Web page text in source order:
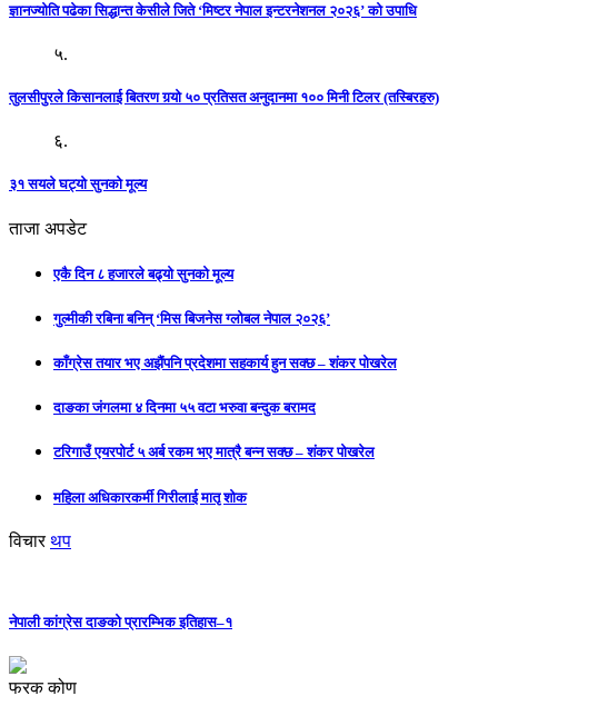
ज्ञानज्योति पढेका सिद्धान्त केसीले जिते ‘मिष्टर नेपाल इन्टरनेशनल २०२६’ को उपाधि
५.
तुलसीपुरले किसानलाई बितरण गर्‍यो ५० प्रतिसत अनुदानमा १०० मिनी टिलर (तस्बिरहरु)
६.
३१ सयले घट्यो सुनको मूल्य
ताजा अपडेट
एकै दिन ८ हजारले बढ्यो सुनको मूल्य
गुल्मीकी रबिना बनिन् ‘मिस बिजनेस ग्लोबल नेपाल २०२६’
काँग्रेस तयार भए अझैंपनि प्रदेशमा सहकार्य हुन सक्छ – शंकर पोखरेल
दाङका जंगलमा ४ दिनमा ५५ वटा भरुवा बन्दुक बरामद
टरिगाउँ एयरपोर्ट ५ अर्ब रकम भए मात्रै बन्न सक्छ – शंकर पोखरेल
महिला अधिकारकर्मी गिरीलाई मातृ शोक
विचार थप
नेपाली कांग्रेस दाङको प्रारम्भिक इतिहास–१
फरक कोण